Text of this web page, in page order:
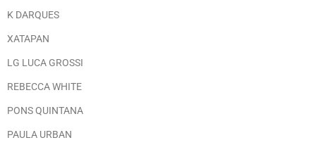
K DARQUES
XATAPAN
LG LUCA GROSSI
REBECCA WHITE
PONS QUINTANA
PAULA URBAN